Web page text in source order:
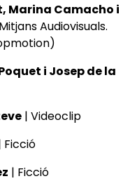
Marina Camacho i
Audiovisuals.
i Josep de la
| Videoclip
Ficció
| Ficció